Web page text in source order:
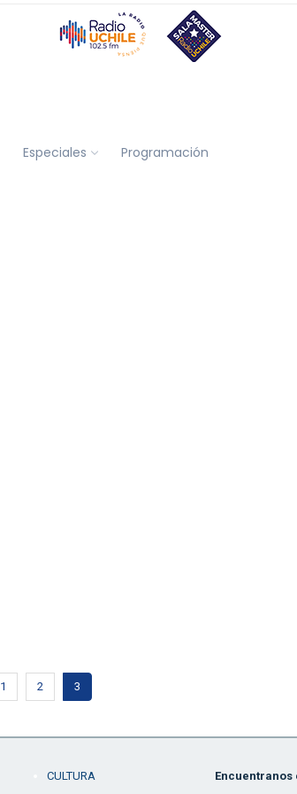
Especiales Programación
1 2 3
CULTURA
Encuentranos